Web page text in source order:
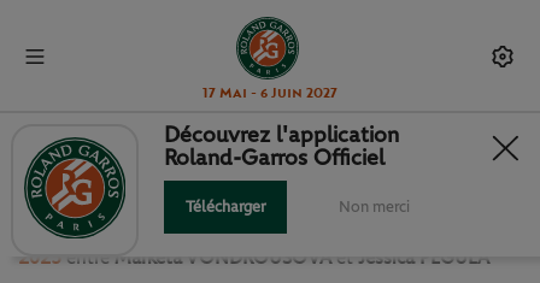
17 Mai - 6 Juin 2027
3ÈME TOUR SIMPLE DAMES
Revivez le match du 3ème Tour Simple Dames Roland Garros
2025 entre Marketa VONDROUSOVA et Jessica PEGULA
Découvrez l'application
Roland-Garros Officiel
Télécharger Non merci